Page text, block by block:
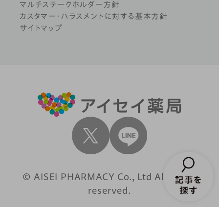
マルチステークホルダー方針
カスタマー・ハラスメントに対する基本方針
サイトマップ
© AISEI PHARMACY Co., Ltd All rights
reserved.